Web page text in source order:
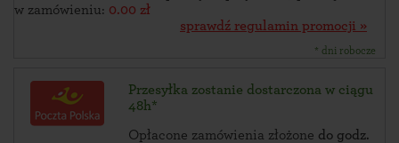
w zamówieniu: 0.00 zł
sprawdź regulamin promocji »
* dni robocze
Przesyłka zostanie dostarczona w ciągu
48h*
Opłacone zamówienia złożone do godz.